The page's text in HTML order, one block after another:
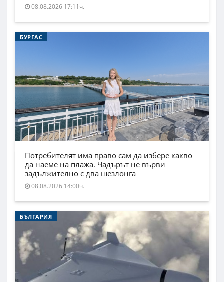
08.08.2026 17:11ч.
БУРГАС
Потребителят има право сам да избере какво
да наеме на плажа. Чадърът не върви
задължително с два шезлонга
08.08.2026 14:00ч.
БЪЛГАРИЯ